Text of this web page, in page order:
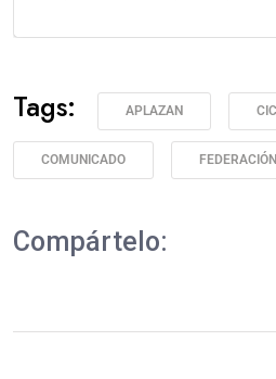
Tags: APLAZAN
COMUNICADO FEDERACIÓN
Compártelo: